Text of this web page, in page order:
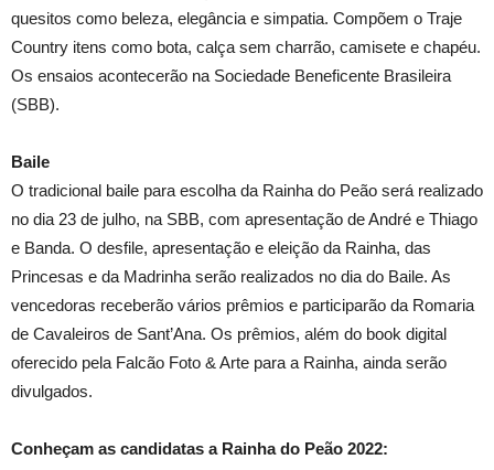
quesitos como beleza, elegância e simpatia. Compõem o Traje
Country itens como bota, calça sem charrão, camisete e chapéu.
Os ensaios acontecerão na Sociedade Beneficente Brasileira
(SBB).
Baile
O tradicional baile para escolha da Rainha do Peão será realizado
no dia 23 de julho, na SBB, com apresentação de André e Thiago
e Banda. O desfile, apresentação e eleição da Rainha, das
Princesas e da Madrinha serão realizados no dia do Baile. As
vencedoras receberão vários prêmios e participarão da Romaria
de Cavaleiros de Sant’Ana. Os prêmios, além do book digital
oferecido pela Falcão Foto & Arte para a Rainha, ainda serão
divulgados.
Conheçam as candidatas a Rainha do Peão 2022: